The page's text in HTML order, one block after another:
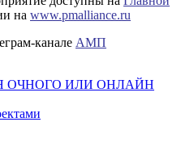
на www.pmalliance.ru
канале АМП
ОЧНОГО ИЛИ ОНЛАЙН